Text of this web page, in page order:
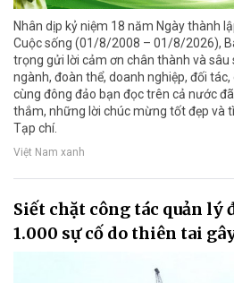
Nhân dịp kỷ niệm 18 năm Ngày thành
Cuộc sống (01/8/2008 – 01/8/2026),
trọng gửi lời cảm ơn chân thành và sâu
ngành, đoàn thể, doanh nghiệp, đối
cùng đông đảo bạn đọc trên cả nước
thắm, những lời chúc mừng tốt đẹp và
Tạp chí.
Việt Nam xanh
Siết chặt công tác quản lý
1.000 sự cố do thiên tai